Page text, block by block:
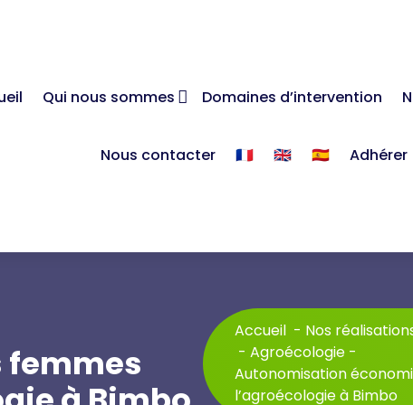
Qui nous sommes Domaines d’intervention
Nous contacter 🇫🇷 🇬🇧 🇪🇸 Adhérer
femmes
Accueil - Nos
- Agroécologie -
Autonomisation
l’agroécologie à Bimbo